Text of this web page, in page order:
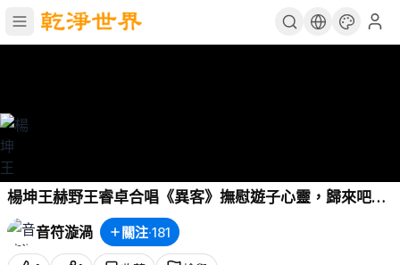
楊坤王赫野王睿卓合唱《異客》撫慰遊子心靈，歸來吧漂
泊的青春
音符漩渦
關注·181